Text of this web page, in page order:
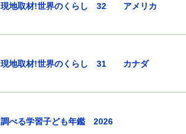
現地取材!世界のくらし 32 アメリカ
現地取材!世界のくらし 31 カナダ
調べる学習子ども年鑑 2026